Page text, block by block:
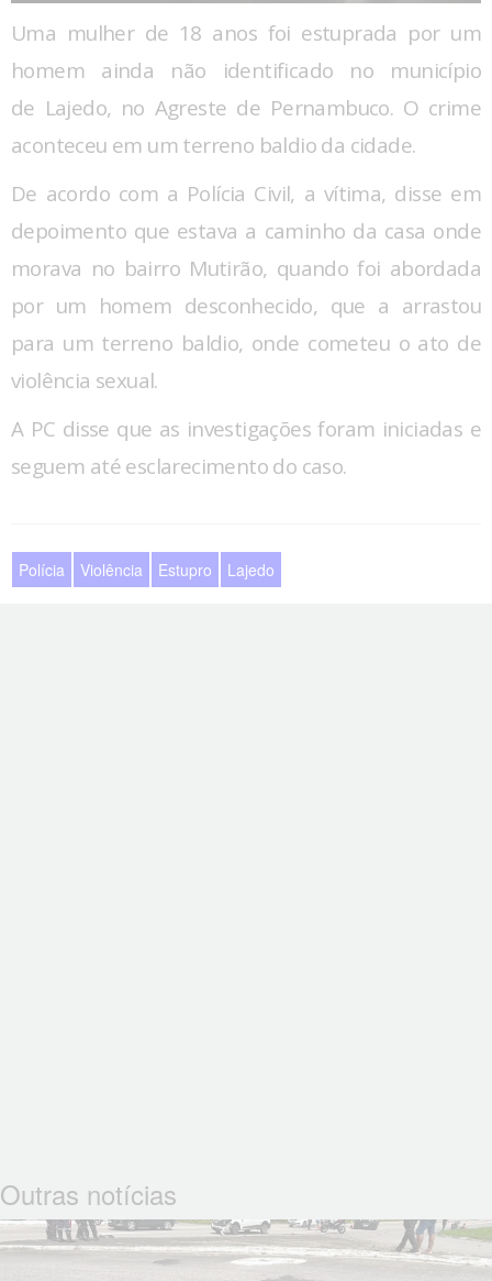
Uma mulher de 18 anos foi estuprada por um
homem ainda não identificado no município
de Lajedo, no Agreste de Pernambuco. O crime
aconteceu em um terreno baldio da cidade.
De acordo com a Polícia Civil, a vítima, disse em
depoimento que estava a caminho da casa onde
morava no bairro Mutirão, quando foi abordada
por um homem desconhecido, que a arrastou
para um terreno baldio, onde cometeu o ato de
violência sexual.
A PC disse que as investigações foram iniciadas e
seguem até esclarecimento do caso.
Polícia Violência Estupro Lajedo
Outras notícias